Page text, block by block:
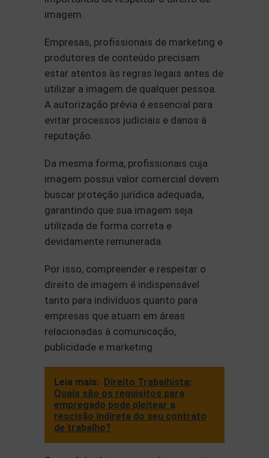
imagem.
Empresas, profissionais de marketing e
produtores de conteúdo precisam
estar atentos às regras legais antes de
utilizar a imagem de qualquer pessoa.
A autorização prévia é essencial para
evitar processos judiciais e danos à
reputação.
Da mesma forma, profissionais cuja
imagem possui valor comercial devem
buscar proteção jurídica adequada,
garantindo que sua imagem seja
utilizada de forma correta e
devidamente remunerada.
Por isso, compreender e respeitar o
direito de imagem é indispensável
tanto para indivíduos quanto para
empresas que atuam em áreas
relacionadas à comunicação,
publicidade e marketing.
Leia mais: Direito Trabalhista:
Quais são os requisitos para
empregado pode pleitear a
rescisão indireta do seu contrato
de trabalho?